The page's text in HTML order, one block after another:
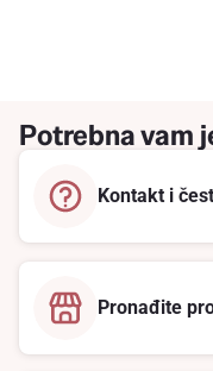
Potrebna vam
Kontakt i
Pronađite